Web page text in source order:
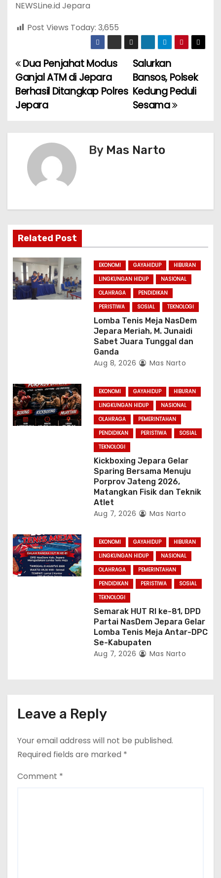
NEWSLine.id Jepara
Post Views Today: 3,655
P
o
s
t
i
g
a
t
i
Salurkan
Bansos, Polsek
Kedung Peduli
Sesama
Dua Penjahat Modus
Ganjal ATM di Jepara
Berhasil Ditangkap Polres
Jepara
By Mas Narto
Related Post
EKONOMI GAYAHIDUP
HIBURAN
LINGKUNGAN HIDUP
NASIONAL
OLAHRAGA
PENDIDIKAN
PERISTIWA
SOSIAL TEKNOLOGI
Lomba Tenis Meja NasDem
Jepara Meriah, M. Junaidi
Sabet Juara Tunggal dan
Ganda
Aug 8, 2026 Mas Narto
EKONOMI GAYAHIDUP
HIBURAN
LINGKUNGAN HIDUP
NASIONAL
OLAHRAGA
PEMERINTAHAN
PENDIDIKAN
PERISTIWA
SOSIAL
TEKNOLOGI
Kickboxing Jepara Gelar
Sparing Bersama Menuju
Porprov Jateng 2026,
Matangkan Fisik dan Teknik
Atlet
Aug 7, 2026 Mas Narto
EKONOMI GAYAHIDUP
HIBURAN
LINGKUNGAN HIDUP
NASIONAL
OLAHRAGA
PEMERINTAHAN
PENDIDIKAN
PERISTIWA
SOSIAL
TEKNOLOGI
Semarak HUT RI ke-81, DPD
Partai NasDem Jepara Gelar
Lomba Tenis Meja Antar-DPC
Se-Kabupaten
Aug 7, 2026 Mas Narto
Leave a Reply
Your email address will not be published.
Required fields are marked *
Comment *